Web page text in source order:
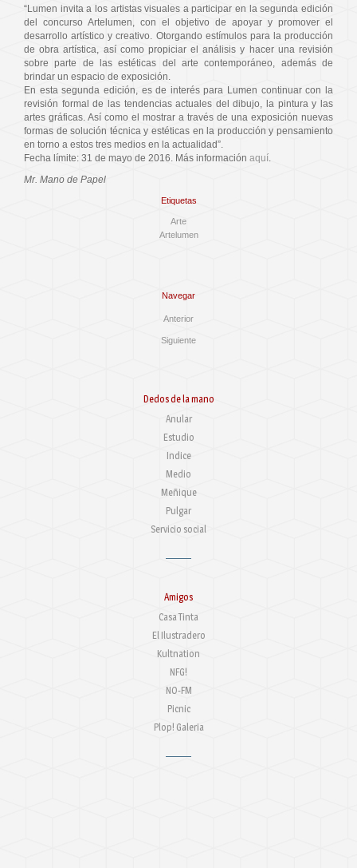
“Lumen invita a los artistas visuales a participar en la segunda edición
del concurso Artelumen, con el objetivo de apoyar y promover el
desarrollo artístico y creativo. Otorgando estímulos para la producción
de obra artística, así como propiciar el análisis y hacer una revisión
sobre parte de las estéticas del arte contemporáneo, además de
brindar un espacio de exposición.
En esta segunda edición, es de interés para Lumen continuar con la
revisión formal de las tendencias actuales del dibujo, la pintura y las
artes gráficas. Así como el mostrar a través de una exposición nuevas
formas de solución técnica y estéticas en la producción y pensamiento
en torno a estos tres medios en la actualidad”.
Fecha límite: 31 de mayo de 2016. Más información aquí
Mr. Mano de Papel
Etiquetas
Arte
Artelumen
Navegar
Anterior
Siguiente
Dedos de la mano
Anular
Estudio
Indice
Medio
Meñique
Pulgar
Servicio social
Amigos
Casa Tinta
El Ilustradero
Kultnation
NFG!
NO-FM
Picnic
Plop! Galeria